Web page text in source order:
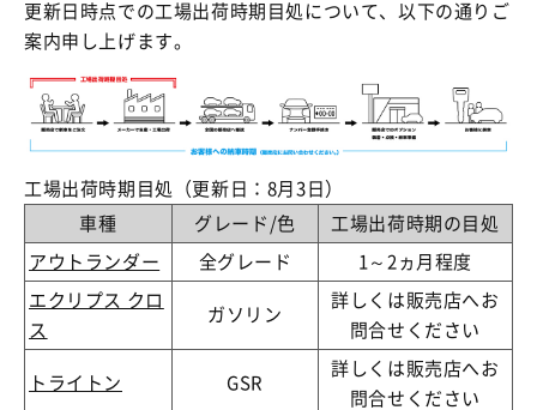
更新日時点での工場出荷時期目処について、以下の通りご
案内申し上げます。
工場出荷時期目処（更新日：8月3日）
車種
グレード/色 工場出荷時期の目処
アウトランダー 全グレード 1～2ヵ月程度
エクリプス クロ
ス
ガソリン
詳しくは販売店へお
問合せください
トライトン GSR
詳しくは販売店へお
問合せください